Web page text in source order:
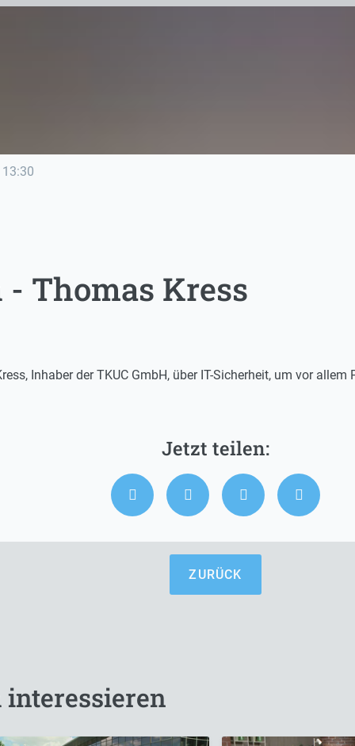
13:30
- Thomas Kress
Inhaber der TKUC GmbH, über IT-Sicherheit, um vor
ZURÜCK
interessieren